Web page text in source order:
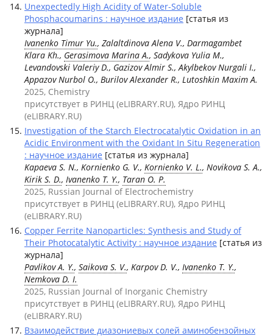
Unexpectedly High Acidity of Water-Soluble
Phosphacoumarins : научное издание [статья из
журнала]
Ivanenko Timur Yu., Zalaltdinova Alena V., Darmagambet
Klara Kh., Gerasimova Marina A., Sadykova Yulia M.,
Levandovski Valeriy D., Gazizov Almir S., Akylbekov Nurgali I.,
Appazov Nurbol O., Burilov Alexander R., Lutoshkin Maxim A.
2025, Chemistry
присутствует в РИНЦ (eLIBRARY.RU), Ядро РИНЦ
(eLIBRARY.RU)
Investigation of the Starch Electrocatalytic Oxidation in an
Acidic Environment with the Oxidant In Situ Regeneration
: научное издание [статья из журнала]
Kapaeva S. N., Kornienko G. V., Kornienko V. L., Novikova S. A.,
Kirik S. D., Ivanenko T. Y., Taran O. P.
2025, Russian Journal of Electrochemistry
присутствует в РИНЦ (eLIBRARY.RU), Ядро РИНЦ
(eLIBRARY.RU)
Copper Ferrite Nanoparticles: Synthesis and Study of
Their Photocatalytic Activity : научное издание [статья из
журнала]
Pavlikov A. Y., Saikova S. V., Karpov D. V., Ivanenko T. Y.,
Nemkova D. I.
2025, Russian Journal of Inorganic Chemistry
присутствует в РИНЦ (eLIBRARY.RU), Ядро РИНЦ
(eLIBRARY.RU)
Взаимодействие диазониевых солей аминобензойных